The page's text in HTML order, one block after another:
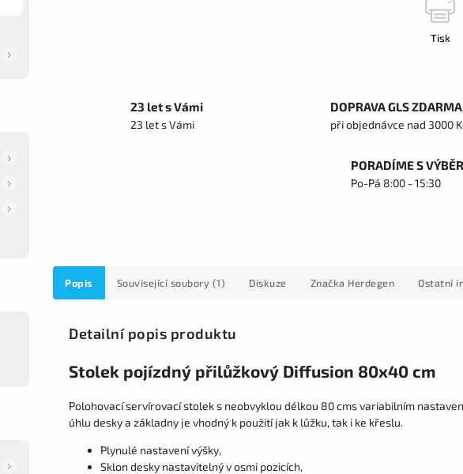
Tisk
23 let s Vámi
23 let s Vámi
DOPRAVA GLS ZDARMA
při objednávce nad 3000
PORADÍME S
Po-Pá 8:00 - 15:30
Popis Související soubory (1) Diskuze Značka Herdegen Ostatní
Detailní popis produktu
Stolek pojízdný přilůžkový Diffusion 80x40 cm
Polohovací servírovací stolek s neobvyklou délkou 80 cms variabilním
úhlu desky a základny je vhodný k použití jak k lůžku, tak i ke křeslu.
Plynulé nastavení výšky,
Sklon desky nastavitelný v osmi pozicích,